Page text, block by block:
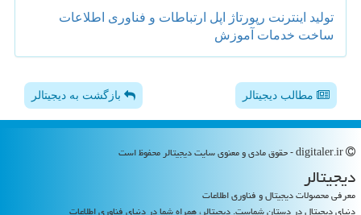
تولید اینترنت رپورتاژ اپل ارتباطات و فناوری اطلاعات
ساخت خدمات آموزش
مطالب دیجیتالر بازگشت به دیجیتالر
دیجیتالر
معرفی محصولات دیجیتال و فناوری اطلاعات
دنیای دیجیتال در دستان شماست. دیجیتالر، همراه شما در دنیای فناوری اطلاعات